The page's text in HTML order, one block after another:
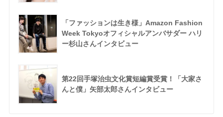
「ファッションは生き様」Amazon Fashion
Week Tokyoオフィシャルアンバサダー ハリ
ー杉山さんインタビュー
第22回手塚治虫文化賞短編賞受賞！「大家さ
んと僕」矢部太郎さんインタビュー